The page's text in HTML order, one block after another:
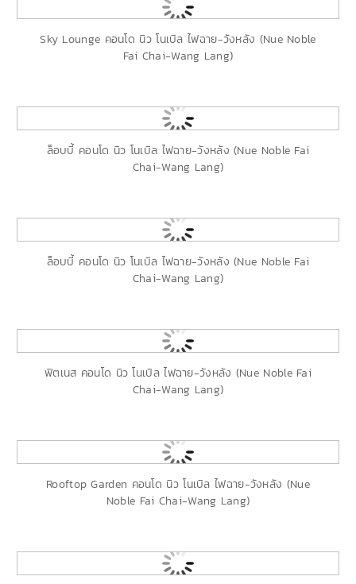
Sky Lounge คอนโด นิว โนเบิล ไฟฉาย-วังหลัง (Nue Noble
Fai Chai-Wang Lang)
ล็อบบี้ คอนโด นิว โนเบิล ไฟฉาย-วังหลัง (Nue Noble Fai
Chai-Wang Lang)
ล็อบบี้ คอนโด นิว โนเบิล ไฟฉาย-วังหลัง (Nue Noble Fai
Chai-Wang Lang)
ฟิตเนส คอนโด นิว โนเบิล ไฟฉาย-วังหลัง (Nue Noble Fai
Chai-Wang Lang)
Rooftop Garden คอนโด นิว โนเบิล ไฟฉาย-วังหลัง (Nue
Noble Fai Chai-Wang Lang)